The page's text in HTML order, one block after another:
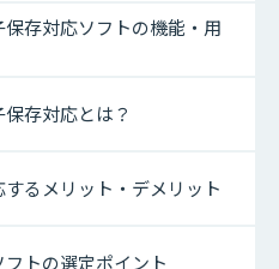
存対応ソフトの機能・用
存対応とは？
るメリット・デメリット
トの選定ポイント